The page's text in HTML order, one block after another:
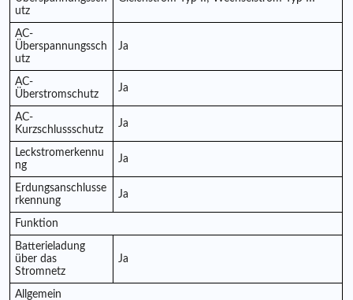
utz
AC-
Überspannungssch
utz
Ja
AC-
Überstromschutz
Ja
AC-
Kurzschlussschutz
Ja
Leckstromerkennu
ng
Ja
Erdungsanschlusse
rkennung
Ja
Funktion
Batterieladung
über das
Stromnetz
Ja
Allgemein